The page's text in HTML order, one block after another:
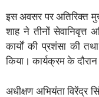
इस अवसर पर अतिरिक्त
शाह ने तीनों सेवानिवृत्त
कार्यों की प्रशंसा की
किया। कार्यक्रम के
अधीक्षण अभियंता विरेंद्र